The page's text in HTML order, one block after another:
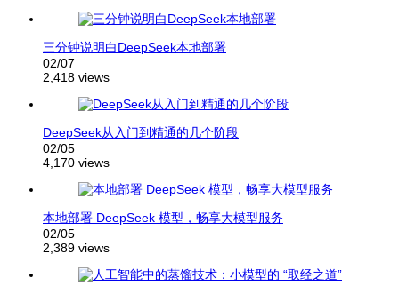
三分钟说明白DeepSeek本地部署
02/07
2,418 views
DeepSeek从入门到精通的几个阶段
02/05
4,170 views
本地部署 DeepSeek 模型，畅享大模型服务
02/05
2,389 views